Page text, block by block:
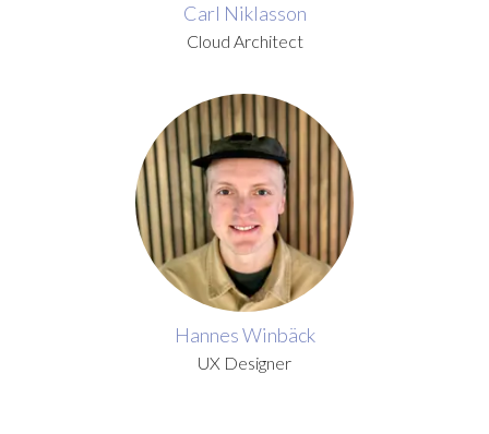
Carl Niklasson
Cloud Architect
Hannes Winbäck
UX Designer